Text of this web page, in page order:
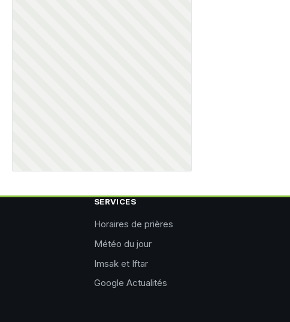
SERVICES
Horaires de prières
Météo du jour
Imsak et Iftar
Google Actualités